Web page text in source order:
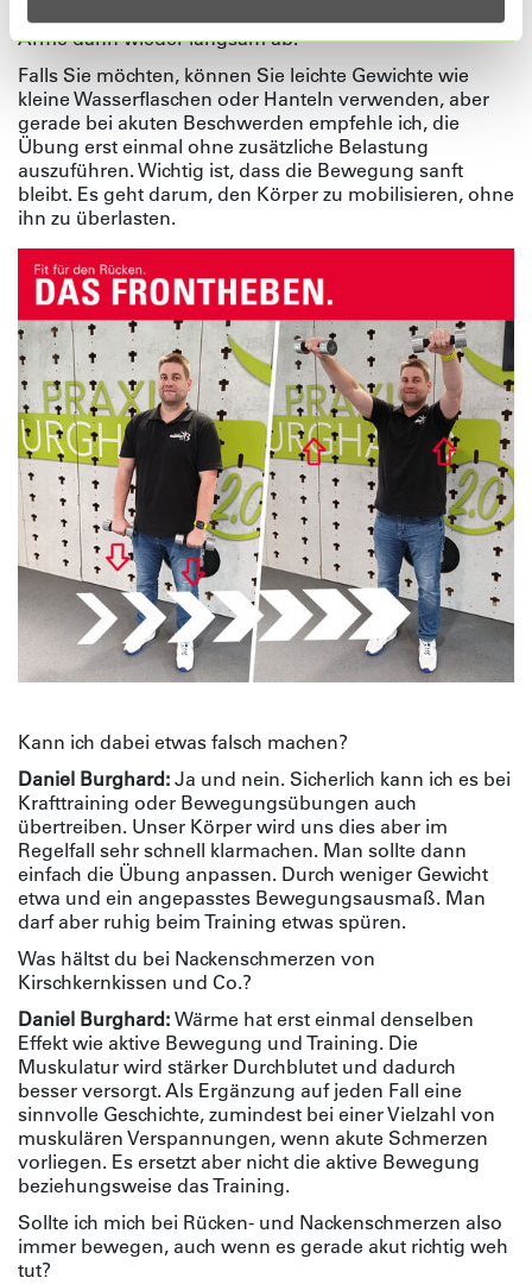
hängen. Halten Sie die Position kurz und senken Sie die
Arme dann wieder langsam ab.
Falls Sie möchten, können Sie leichte Gewichte wie
kleine Wasserflaschen oder Hanteln verwenden, aber
gerade bei akuten Beschwerden empfehle ich, die
Übung erst einmal ohne zusätzliche Belastung
auszuführen. Wichtig ist, dass die Bewegung sanft
bleibt. Es geht darum, den Körper zu mobilisieren, ohne
ihn zu überlasten.
Kann ich dabei etwas falsch machen?
Daniel Burghard: Ja und nein. Sicherlich kann ich es bei
Krafttraining oder Bewegungsübungen auch
übertreiben. Unser Körper wird uns dies aber im
Regelfall sehr schnell klarmachen. Man sollte dann
einfach die Übung anpassen. Durch weniger Gewicht
etwa und ein angepasstes Bewegungsausmaß. Man
darf aber ruhig beim Training etwas spüren.
Was hältst du bei Nackenschmerzen von
Kirschkernkissen und Co.?
Daniel Burghard: Wärme hat erst einmal denselben
Effekt wie aktive Bewegung und Training. Die
Muskulatur wird stärker Durchblutet und dadurch
besser versorgt. Als Ergänzung auf jeden Fall eine
sinnvolle Geschichte, zumindest bei einer Vielzahl von
muskulären Verspannungen, wenn akute Schmerzen
vorliegen. Es ersetzt aber nicht die aktive Bewegung
beziehungsweise das Training.
Sollte ich mich bei Rücken- und Nackenschmerzen also
immer bewegen, auch wenn es gerade akut richtig weh
tut?